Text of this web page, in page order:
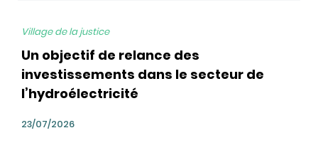
Village de la justice
Un objectif de relance des
investissements dans le secteur de
l’hydroélectricité
23/07/2026